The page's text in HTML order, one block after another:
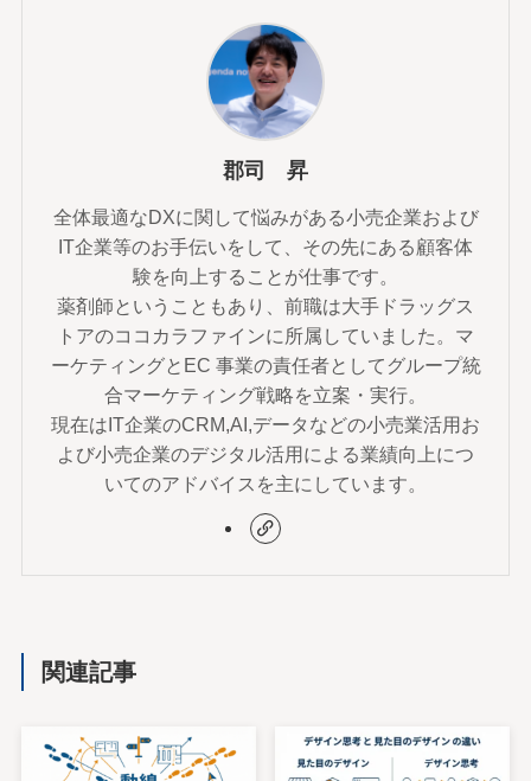
郡司 昇
全体最適なDXに関して悩みがある小売企業および
IT企業等のお手伝いをして、その先にある顧客体
験を向上することが仕事です。
薬剤師ということもあり、前職は大手ドラッグス
トアのココカラファインに所属していました。マ
ーケティングとEC 事業の責任者としてグループ統
合マーケティング戦略を立案・実行。
現在はIT企業のCRM,AI,データなどの小売業活用お
よび小売企業のデジタル活用による業績向上につ
いてのアドバイスを主にしています。
関連記事